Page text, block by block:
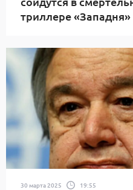
триллере «Западня»
30 марта 2025 19:55